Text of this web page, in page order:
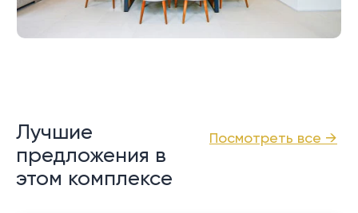
Посмотреть все →
Лучшие
предложения в
этом комплексе